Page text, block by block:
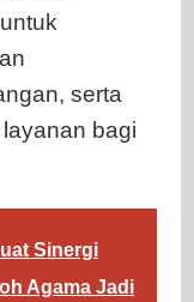
serta
bagi
Sinergi
Agama Jadi